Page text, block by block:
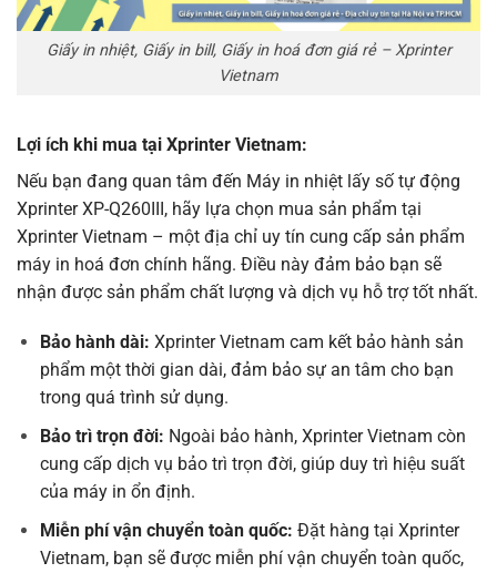
Giấy in nhiệt, Giấy in bill, Giấy in hoá đơn giá rẻ – Xprinter
Vietnam
Lợi ích khi mua tại Xprinter Vietnam:
Nếu bạn đang quan tâm đến Máy in nhiệt lấy số tự động
Xprinter XP-Q260III, hãy lựa chọn mua sản phẩm tại
Xprinter Vietnam – một địa chỉ uy tín cung cấp sản phẩm
máy in hoá đơn chính hãng. Điều này đảm bảo bạn sẽ
nhận được sản phẩm chất lượng và dịch vụ hỗ trợ tốt nhất.
Bảo hành dài: Xprinter Vietnam cam kết bảo hành sản
phẩm một thời gian dài, đảm bảo sự an tâm cho bạn
trong quá trình sử dụng.
Bảo trì trọn đời: Ngoài bảo hành, Xprinter Vietnam còn
cung cấp dịch vụ bảo trì trọn đời, giúp duy trì hiệu suất
của máy in ổn định.
Miễn phí vận chuyển toàn quốc: Đặt hàng tại Xprinter
Vietnam, bạn sẽ được miễn phí vận chuyển toàn quốc,